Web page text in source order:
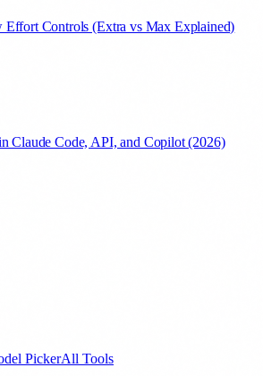
Controls (Extra vs Max Explained)
Claude Code, API, and Copilot (2026)
PickerAll Tools